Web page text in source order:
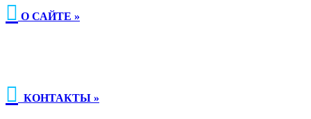
 О САЙТЕ »
 КОНТАКТЫ »